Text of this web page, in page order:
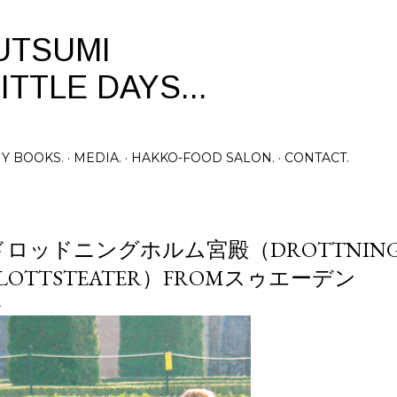
DAYS...
BOOKS. MEDIA. HAKKO-FOOD SALON. CONTACT.
ロッドニングホルム宮殿（
）FROMスゥエーデン